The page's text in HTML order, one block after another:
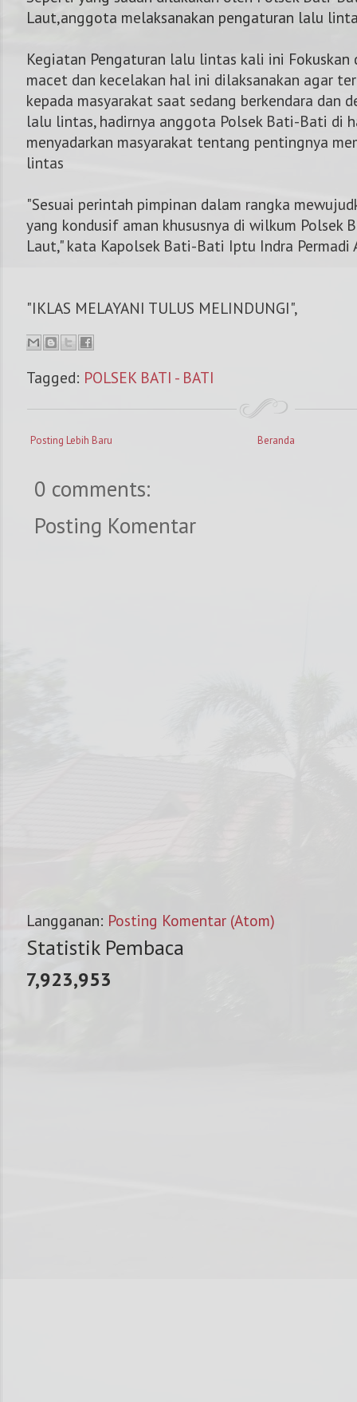
Laut,anggota melaksanakan pengaturan lalu
Kegiatan Pengaturan lalu lintas kali ini
macet dan kecelakan hal ini dilaksanakan agar
kepada masyarakat saat sedang berkendara dan
lalu lintas, hadirnya anggota Polsek Bati-Bati di
menyadarkan masyarakat tentang pentingnya
lintas
"Sesuai perintah pimpinan dalam rangka
yang kondusif aman khususnya di wilkum Polsek
Laut," kata Kapolsek Bati-Bati Iptu Indra Permadi
"IKLAS MELAYANI TULUS MELINDUNGI",
Tagged: POLSEK BATI - BATI
Posting Lebih Baru Beranda
0 comments:
Posting Komentar
Langganan: Posting Komentar (Atom)
Statistik Pembaca
7,923,953